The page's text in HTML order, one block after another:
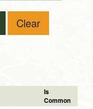
Clear
Is
Common